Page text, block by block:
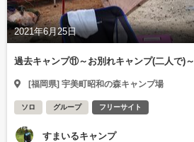
2021年6月25日
過去キャンプ⑪～お別れキャンプ(二人で)～
[福岡県] 宇美町昭和の森キャンプ場
ソロ グループ フリーサイト
すまいるキャンプ